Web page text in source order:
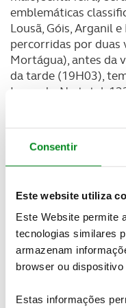
Consentir
Este website utiliza
Este Website permite
tecnologias similares
armazenam
browser ou dispositivo
Estas informações
emblemáticas
Lousã, Góis, Arganil
percorridas por duas
Mortágua), antes da
da tarde (19H03),
Lousada. No total,
que vão ajudar a
No dia 21 de maio,
duplas passagens
com partida de
final do dia, a Super
previsto para as
quilómetros
de sábado.
A ronda pelas